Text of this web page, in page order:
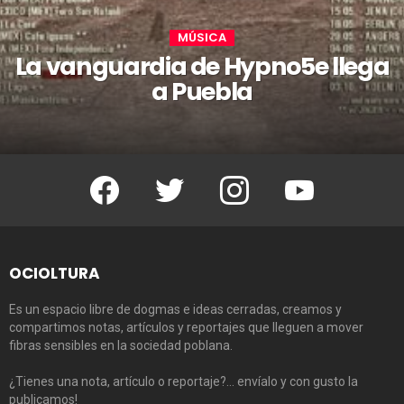
MÚSICA
La vanguardia de Hypno5e llega
a Puebla
Facebook Twitter Instagram Youtube
OCIOLTURA
Es un espacio libre de dogmas e ideas cerradas, creamos y
compartimos notas, artículos y reportajes que lleguen a mover
fibras sensibles en la sociedad poblana.
¿Tienes una nota, artículo o reportaje?… envíalo y con gusto la
publicamos!